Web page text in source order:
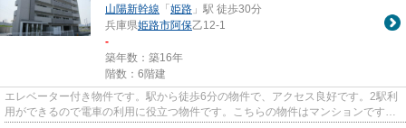
山陽新幹線 「姫路 」駅 徒歩30分
兵庫県姫路市阿保乙12-1
-
築年数：築16年
階数：6階建
エレベーター付き物件です。駅から徒歩6分の物件で、アクセス良好です。2駅利
用ができるので電車の利用に役立つ物件です。こちらの物件はマンションです。